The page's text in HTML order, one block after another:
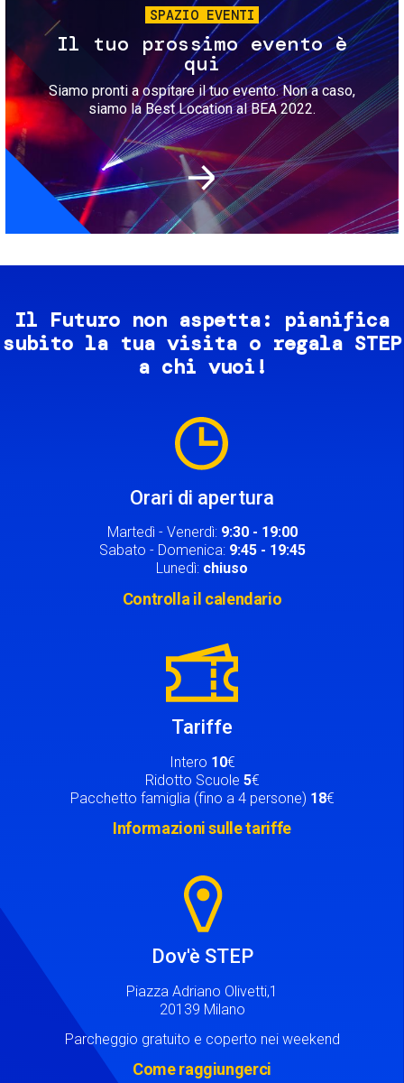
SPAZIO EVENTI
Il tuo prossimo evento è
qui
Siamo pronti a ospitare il tuo evento. Non a caso,
siamo la Best Location al BEA 2022.
Il Futuro non aspetta: pianifica
subito la tua visita o regala STEP
a chi vuoi!
Orari di apertura
Martedì - Venerdì: 9:30 - 19:00
Sabato - Domenica: 9:45 - 19:45
Lunedì: chiuso
Controlla il calendario
Tariffe
Intero 10€
Ridotto Scuole 5€
Pacchetto famiglia (fino a 4 persone) 18€
Informazioni sulle tariffe
Dov'è STEP
Piazza Adriano Olivetti,1
20139 Milano
Parcheggio gratuito e coperto nei weekend
Come raggiungerci